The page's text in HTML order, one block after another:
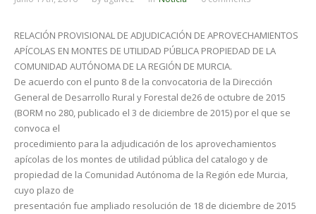
RELACIÓN PROVISIONAL DE ADJUDICACIÓN DE APROVECHAMIENTOS
APÍCOLAS EN MONTES DE UTILIDAD PÚBLICA PROPIEDAD DE LA
COMUNIDAD AUTÓNOMA DE LA REGIÓN DE MURCIA.
De acuerdo con el punto 8 de la convocatoria de la Dirección
General de Desarrollo Rural y Forestal de26 de octubre de 2015
(BORM no 280, publicado el 3 de diciembre de 2015) por el que se
convoca el
procedimiento para la adjudicación de los aprovechamientos
apícolas de los montes de utilidad pública del catalogo y de
propiedad de la Comunidad Autónoma de la Región ede Murcia,
cuyo plazo de
presentación fue ampliado resolución de 18 de diciembre de 2015